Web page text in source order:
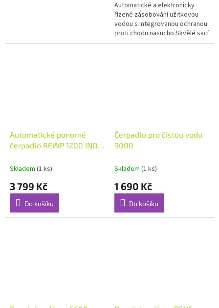
Automatické a elektronicky
řízené zásobování užitkovou
vodou s integrovanou ochranou
proti chodu nasucho Skvělé sací
výsledky a efektivní průtok
Automatické ponorné
čerpadlo REWP 1200 INOX
Skladem (1 ks)
3 799 Kč
Do košíku
Čerpadlo pro čistou vodu
9000
Skladem (1 ks)
1 690 Kč
Do košíku